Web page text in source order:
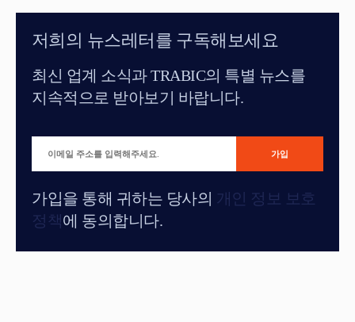
저희의 뉴스레터를 구독해보세요
최신 업계 소식과 TRABIC의 특별 뉴스를
지속적으로 받아보기 바랍니다.
가입을 통해 귀하는 당사의 개인 정보 보호
정책에 동의합니다.